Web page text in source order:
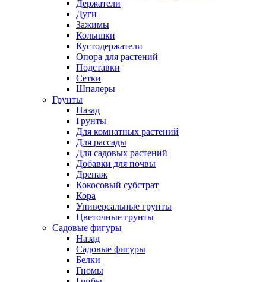
Держатели
Дуги
Зажимы
Колышки
Кустодержатели
Опора для растений
Подставки
Сетки
Шпалеры
Грунты
Назад
Грунты
Для комнатных растений
Для рассады
Для садовых растений
Добавки для почвы
Дренаж
Кокосовый субстрат
Кора
Универсальные грунты
Цветочные грунты
Садовые фигуры
Назад
Садовые фигуры
Белки
Гномы